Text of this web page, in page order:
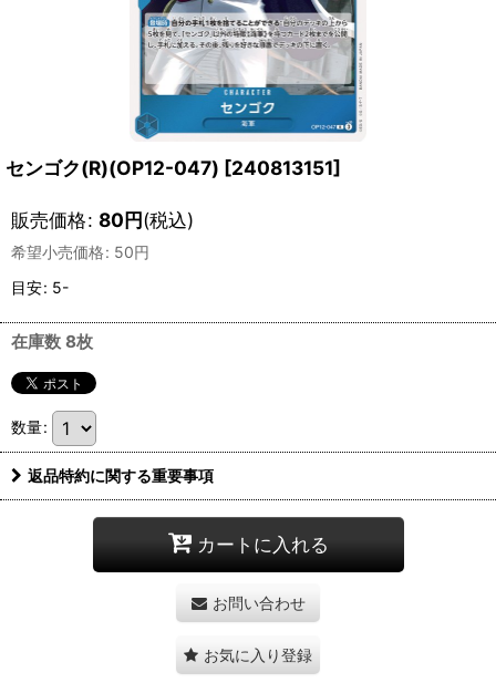
センゴク(R)(OP12-047) [240813151]
販売価格: 80円(税込)
希望小売価格: 50円
目安: 5-
在庫数 8枚
数量:
返品特約に関する重要事項
カートに入れる
お問い合わせ
お気に入り登録